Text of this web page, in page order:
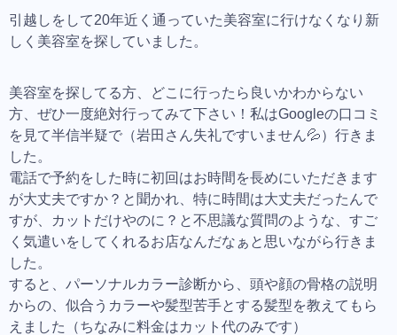
引越しをして20年近く通っていた美容室に行けなくなり新
しく美容室を探していました。
美容室を探してる方、どこに行ったら良いかわからない
方、ぜひ一度絶対行ってみて下さい！私はGoogleの口コミ
を見て半信半疑で（岩田さん失礼ですいません💦）行きま
した。
電話で予約をした時に初回はお時間を長めにいただきます
が大丈夫ですか？と聞かれ、特に時間は大丈夫だったんで
すが、カットだけやのに？と不思議な質問のような、すご
く気遣いをしてくれるお店なんだなぁと思いながら行きま
した。
すると、パーソナルカラー診断から、頭や顔の骨格の説明
からの、似合うカラーや髪型苦手とする髪型を教えてもら
えました（ちなみに料金はカット代のみです）